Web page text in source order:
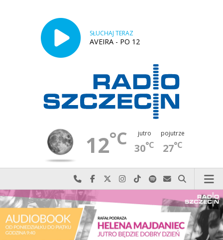
SŁUCHAJ TERAZ
AVEIRA - PO 12
12°C jutro
30°C
pojutrze
27°C
Najlepiej po prostu do nas zadzwoń
Odwiedź nas na Facebook-u
Odwiedź nas na X
Odwiedź nas na Instagram-ie
Odwiedź nas na TikTok-u
Szukaj nas na Spotify
Wyślij do nas
Szukaj